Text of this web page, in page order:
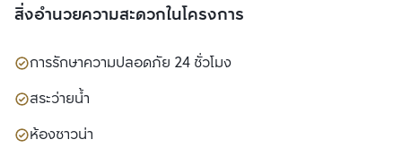
สิ่งอำนวยความสะดวกในโครงการ
การรักษาความปลอดภัย 24 ชั่วโมง
สระว่ายน้ำ
ห้องซาวน่า